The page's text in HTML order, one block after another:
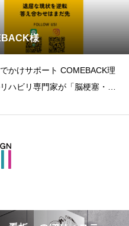
様
かけサポート COMEBACK理
ハビリ専門家が「脳梗塞・脳